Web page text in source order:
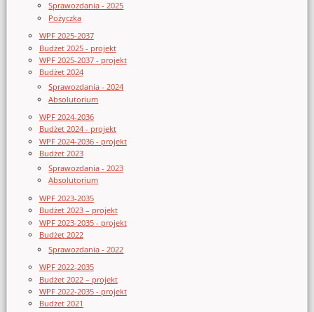
Sprawozdania - 2025
Pożyczka
WPF 2025-2037
Budżet 2025 - projekt
WPF 2025-2037 - projekt
Budżet 2024
Sprawozdania - 2024
Absolutorium
WPF 2024-2036
Budżet 2024 - projekt
WPF 2024-2036 - projekt
Budżet 2023
Sprawozdania - 2023
Absolutorium
WPF 2023-2035
Budżet 2023 – projekt
WPF 2023-2035 - projekt
Budżet 2022
Sprawozdania - 2022
WPF 2022-2035
Budżet 2022 – projekt
WPF 2022-2035 - projekt
Budżet 2021